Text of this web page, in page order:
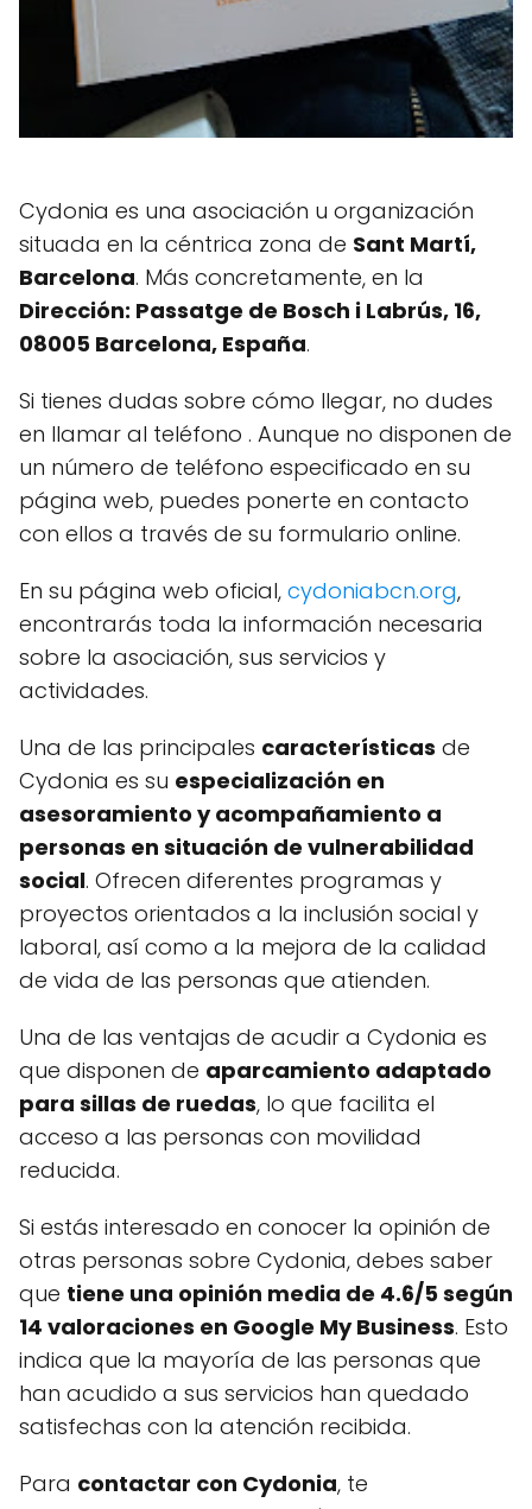
Cydonia es una asociación u organización
situada en la céntrica zona de Sant Martí,
Barcelona. Más concretamente, en la
Dirección: Passatge de Bosch i Labrús, 16,
08005 Barcelona, España.
Si tienes dudas sobre cómo llegar, no dudes
en llamar al teléfono . Aunque no disponen de
un número de teléfono especificado en su
página web, puedes ponerte en contacto
con ellos a través de su formulario online.
En su página web oficial, cydoniabcn.org,
encontrarás toda la información necesaria
sobre la asociación, sus servicios y
actividades.
Una de las principales características de
Cydonia es su especialización en
asesoramiento y acompañamiento a
personas en situación de vulnerabilidad
social. Ofrecen diferentes programas y
proyectos orientados a la inclusión social y
laboral, así como a la mejora de la calidad
de vida de las personas que atienden.
Una de las ventajas de acudir a Cydonia es
que disponen de aparcamiento adaptado
para sillas de ruedas, lo que facilita el
acceso a las personas con movilidad
reducida.
Si estás interesado en conocer la opinión de
otras personas sobre Cydonia, debes saber
que tiene una opinión media de 4.6/5 según
14 valoraciones en Google My Business. Esto
indica que la mayoría de las personas que
han acudido a sus servicios han quedado
satisfechas con la atención recibida.
Para contactar con Cydonia, te